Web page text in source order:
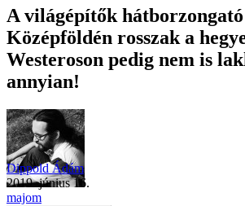
A világépítők
Középföldén rosszak a
Westeroson pedig nem is
annyian!
Dippold Ádám
2019. június 16.
majom